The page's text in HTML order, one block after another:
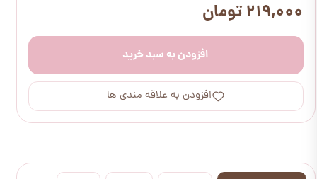
۲۱۹,۰۰۰ تومان
افزودن به سبد خرید
افزودن به علاقه مندی ها